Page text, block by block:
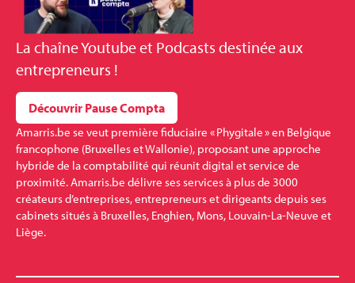
La chaîne Youtube et Podcasts destinée aux
entrepreneurs !
Découvrir Pause Compta
Amarris.be se veut première fiduciaire « Phygitale » en Belgique
francophone (Bruxelles et Wallonie), proposant une approche
hybride de la comptabilité qui réunit digital et service de
proximité. Amarris.be délivre ses services à plus de 3000
créateurs d’entreprises, entrepreneurs et dirigeants depuis ses
cabinets situés à Bruxelles, Enghien, Mons, Louvain-La-Neuve et
Liège.